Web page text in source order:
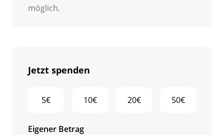
möglich.
Jetzt spenden
5€ 10€ 20€ 50€
Eigener Betrag